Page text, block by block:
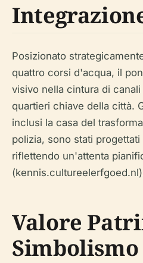
Posizionato
quattro corsi d'acqua, il
visivo nella cintura di
quartieri chiave della città.
inclusi la casa del
polizia, sono stati
riflettendo un'attenta
Valore
Simbolismo